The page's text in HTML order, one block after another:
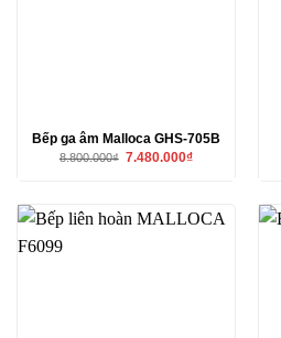
Bếp ga âm Malloca GHS-705B
8.800.000₫ Giá
7.480.000₫Giá